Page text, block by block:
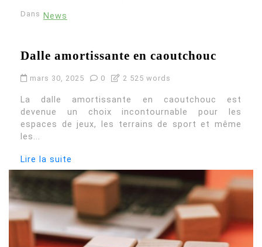
Dans News
Dalle amortissante en caoutchouc
mars 30, 2025 0 2 525 words
La dalle amortissante en caoutchouc est
devenue un choix incontournable pour les
espaces de jeux, les terrains de sport et même
les...
Lire la suite